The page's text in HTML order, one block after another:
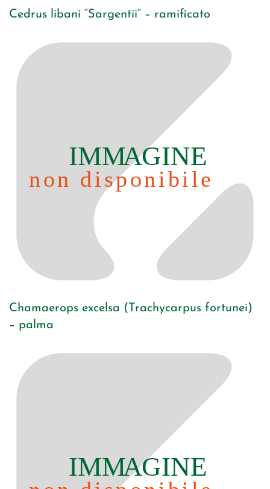
Cedrus libani “Sargentii” – ramificato
Chamaerops excelsa (Trachycarpus fortunei)
– palma